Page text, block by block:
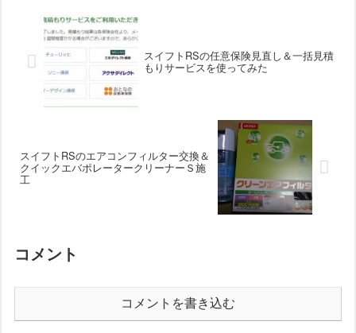
スイフトRSの任意保険見直し＆一括見積
もりサービスを使ってみた
スイフトRSのエアコンフィルター交換＆
クイックエバポレータークリーナーＳ施
工
コメント
コメントを書き込む